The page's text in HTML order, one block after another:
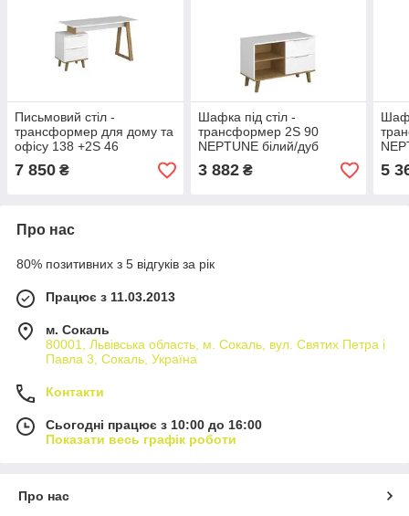
Письмовий стіл -
трансформер для дому та
офісу 138 +2S 46
NEPTUNE MebelBos білий/
дуб кам'яний 78х150х60
7 850 ₴
Шафка під стіл -
трансформер 2S 90
NEPTUNE білий/дуб
кам'яний Тумбочка офісна
для документів і зошитів
3 882₴
для
5
Про нас
80% позитивних з 5 відгуків за рік
Працює з 11.03.2013
м. Сокаль
80001, Львівська область, м. Сокаль, вул. Святих Петра і
Павла 3, Сокаль, Україна
Контакти
Сьогодні працює з 10:00 до 16:00
Показати весь графік роботи
Про нас